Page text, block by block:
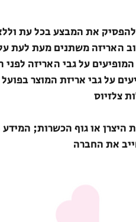
את המבצע בכל עת
האריזה משתנים מעת לעת על
על גבי האריזה לפני
על גבי אריזת המוצר בפועל
היצרן או גוף הכשרות;
את החברה